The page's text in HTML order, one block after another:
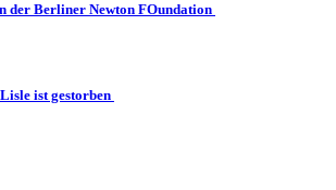
der Berliner Newton FOundation
ist gestorben